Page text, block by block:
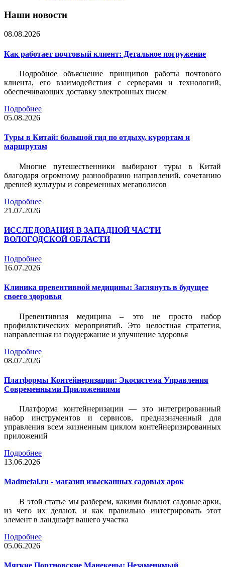
Наши новости
08.08.2026
Как работает почтовый клиент: Детальное погружение
Подробное объяснение принципов работы почтового
клиента, его взаимодействия с серверами и технологий,
обеспечивающих доставку электронных писем
Подробнее
05.08.2026
Туры в Китай: большой гид по отдыху, курортам и
маршрутам
Многие путешественники выбирают туры в Китай
благодаря огромному разнообразию направлений, сочетанию
древней культуры и современных мегаполисов
Подробнее
21.07.2026
ИССЛЕДОВАНИЯ В ЗАПАДНОЙ ЧАСТИ
ВОЛОГОДСКОЙ ОБЛАСТИ
Подробнее
16.07.2026
Клиника превентивной медицины: Заглянуть в будущее
своего здоровья
Превентивная медицина – это не просто набор
профилактических мероприятий. Это целостная стратегия,
направленная на поддержание и улучшение здоровья
Подробнее
08.07.2026
Платформы Контейнеризации: Экосистема Управления
Современными Приложениями
Платформа контейнеризации — это интегрированный
набор инструментов и сервисов, предназначенный для
управления всем жизненным циклом контейнеризированных
приложений
Подробнее
13.06.2026
Madmetal.ru - магазин изысканных садовых арок
В этой статье мы разберем, какими бывают садовые арки,
из чего их делают, и как правильно интегрировать этот
элемент в ландшафт вашего участка
Подробнее
05.06.2026
Мягкие Портновские Манекены: Незаменимый